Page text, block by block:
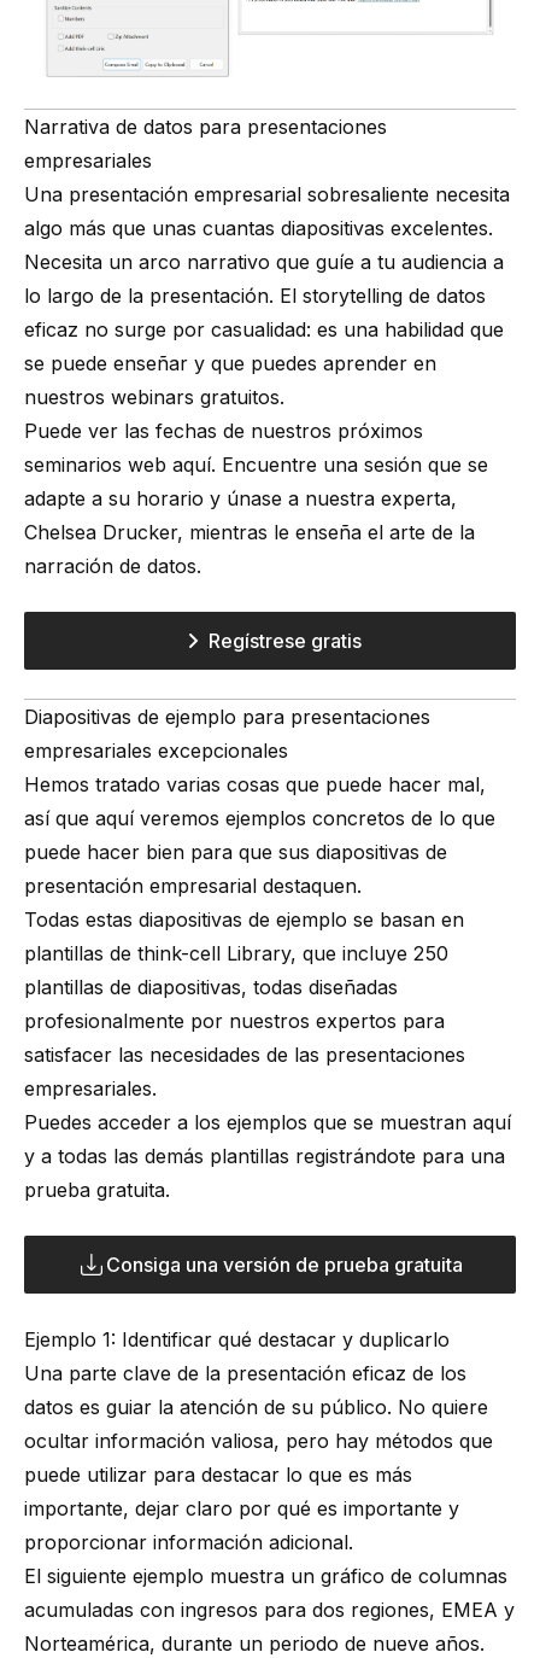
Narrativa de datos para presentaciones
empresariales
Una presentación empresarial sobresaliente necesita
algo más que unas cuantas diapositivas excelentes.
Necesita un arco narrativo que guíe a tu audiencia a
lo largo de la presentación. El storytelling de datos
eficaz no surge por casualidad: es una habilidad que
se puede enseñar y que puedes aprender en
nuestros webinars gratuitos.
Puede ver las fechas de nuestros próximos
seminarios web aquí. Encuentre una sesión que se
adapte a su horario y únase a nuestra experta,
Chelsea Drucker, mientras le enseña el arte de la
narración de datos.
Regístrese gratis
Diapositivas de ejemplo para presentaciones
empresariales excepcionales
Hemos tratado varias cosas que puede hacer mal,
así que aquí veremos ejemplos concretos de lo que
puede hacer bien para que sus diapositivas de
presentación empresarial destaquen.
Todas estas diapositivas de ejemplo se basan en
plantillas de think-cell Library, que incluye 250
plantillas de diapositivas, todas diseñadas
profesionalmente por nuestros expertos para
satisfacer las necesidades de las presentaciones
empresariales.
Puedes acceder a los ejemplos que se muestran aquí
y a todas las demás plantillas registrándote para una
prueba gratuita.
Consiga una versión de prueba gratuita
Ejemplo 1: Identificar qué destacar y duplicarlo
Una parte clave de la presentación eficaz de los
datos es guiar la atención de su público. No quiere
ocultar información valiosa, pero hay métodos que
puede utilizar para destacar lo que es más
importante, dejar claro por qué es importante y
proporcionar información adicional.
El siguiente ejemplo muestra un gráfico de columnas
acumuladas con ingresos para dos regiones, EMEA y
Norteamérica, durante un periodo de nueve años.